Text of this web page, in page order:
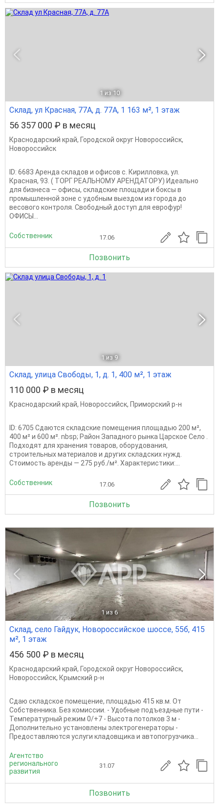
1 из 10
Склад, ул Красная, 77А, д. 77А, 1 163 м², 1 этаж
56 357 000 ₽ в месяц
Краснодарский край, Городской округ Новороссийск,
Новороссийск
ID: 6683 Аренда складов и офисов с. Кирилловка, ул.
Красная, 93. ( ТОРГ РЕАЛЬНОМУ АРЕНДАТОРУ) Идеально
для бизнеса — офисы, складские площади и боксы в
промышленной зоне с удобным выездом из города до
весового контроля. Свободный доступ для еврофур!
ОФИСЫ...
Собственник 17.06
Позвонить
1 из 9
Склад, улица Свободы, 1, д. 1, 400 м², 1 этаж
110 000 ₽ в месяц
Краснодарский край, Новороссийск, Приморский р-н
ID: 6705 Сдаются складские помещения площадью 200 м²,
400 м² и 600 м². nbsp; Район Западного рынка Царское Село .
Подходят для хранения товаров, оборудования,
строительных материалов и других складских нужд.
Стоимость аренды — 275 руб./м². Характеристики:...
Собственник 17.06
Позвонить
1 из 6
Склад, село Гайдук, Новороссийское шоссе, 55б, 415
м², 1 этаж
456 500 ₽ в месяц
Краснодарский край, Городской округ Новороссийск,
Новороссийск, Крымский р-н
Сдаю складское помещение, площадью 415 кв.м. От
Собственника. Без комиссии. - Удобные подъездные пути -
Температурный режим 0/+7 - Высота потолков 3 м -
Дополнительно установлены электрогенераторы -
Предоставляются услуги кладовщика и автопогрузчика...
Агентство
регионального
развития
31.07
Позвонить